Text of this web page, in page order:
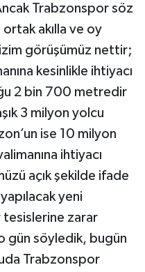
Trabzonspor söz
akılla ve oy
görüşümüz nettir;
kesinlikle ihtiyacı
2 bin 700 metredir
3 milyon yolcu
ise 10 milyon
ihtiyacı
açık şekilde ifade
yeni
tesislerine zarar
gün söyledik, bugün
Trabzonspor